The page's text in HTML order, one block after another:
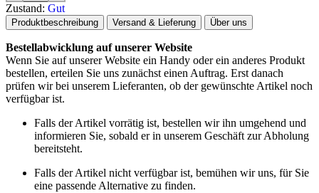
Zustand: Gut
Produktbeschreibung Versand & Lieferung Über uns
Bestellabwicklung auf unserer Website
Wenn Sie auf unserer Website ein Handy oder ein anderes Produkt
bestellen, erteilen Sie uns zunächst einen Auftrag. Erst danach
prüfen wir bei unserem Lieferanten, ob der gewünschte Artikel noch
verfügbar ist.
Falls der Artikel vorrätig ist, bestellen wir ihn umgehend und
informieren Sie, sobald er in unserem Geschäft zur Abholung
bereitsteht.
Falls der Artikel nicht verfügbar ist, bemühen wir uns, für Sie
eine passende Alternative zu finden.